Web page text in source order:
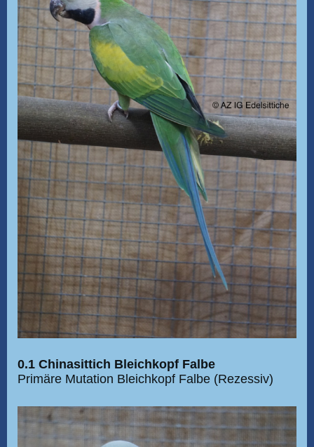
0.1 Chinasittich Bleichkopf Falbe
Primäre Mutation Bleichkopf Falbe (Rezessiv)